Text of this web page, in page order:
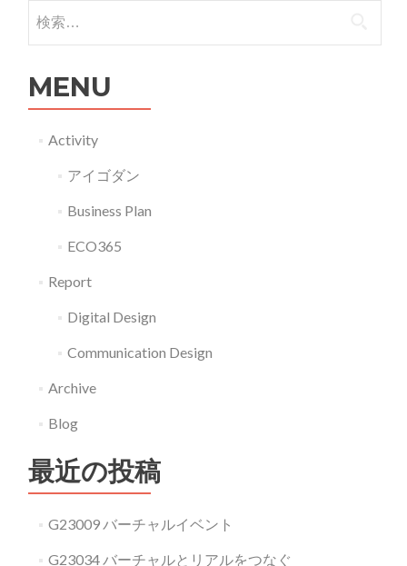
検索:
MENU
Activity
アイゴダン
Business Plan
ECO365
Report
Digital Design
Communication Design
Archive
Blog
最近の投稿
G23009 バーチャルイベント
G23034 バーチャルとリアルをつなぐ